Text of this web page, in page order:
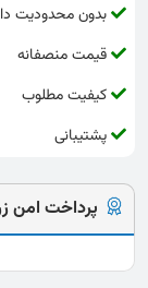
بدون محدودیت
قیمت منصفانه
کیفیت مطلوب
پشتیبانی
پرداخت امن